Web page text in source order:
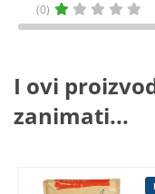
(0)
I ovi
zanimati...